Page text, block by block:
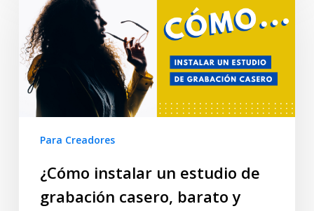
Para Creadores
¿Cómo instalar un estudio de
grabación casero, barato y